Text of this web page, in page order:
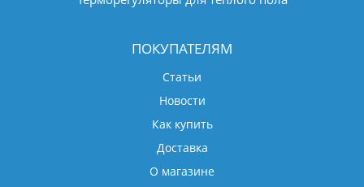
ПОКУПАТЕЛЯМ
Статьи
Новости
Как купить
Доставка
О магазине